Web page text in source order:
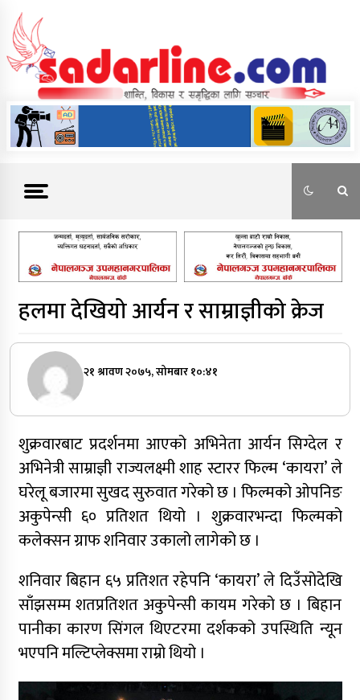
content
News For Nepal
हलमा देखियो आर्यन र साम्राज्ञीको क्रेज
२१ श्रावण २०७५, सोमबार १०:४१
शुक्रवारबाट प्रदर्शनमा आएको अभिनेता आर्यन सिग्देल र
अभिनेत्री साम्राज्ञी राज्यलक्ष्मी शाह स्टारर फिल्म ‘कायरा’ ले
घरेलू बजारमा सुखद सुरुवात गरेको छ । फिल्मको ओपनिङ
अकुपेन्सी ६० प्रतिशत थियो । शुक्रवारभन्दा फिल्मको
कलेक्सन ग्राफ शनिवार उकालो लागेको छ ।
शनिवार बिहान ६५ प्रतिशत रहेपनि ‘कायरा’ ले दिउँसोदेखि
साँझसम्म शतप्रतिशत अकुपेन्सी कायम गरेको छ । बिहान
पानीका कारण सिंगल थिएटरमा दर्शकको उपस्थिति न्यून
भएपनि मल्टिप्लेक्समा राम्रो थियो ।